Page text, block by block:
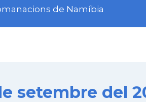
de Namíbia
setembre del